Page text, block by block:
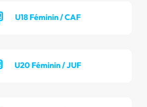
U18 Féminin / CAF
U20 Féminin / JUF